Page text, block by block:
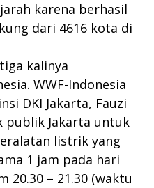
karena berhasil
dari 4616 kota di
kalinya
WWF-Indonesia
DKI Jakarta, Fauzi
publik Jakarta untuk
listrik yang
1 jam pada hari
20.30 – 21.30 (waktu